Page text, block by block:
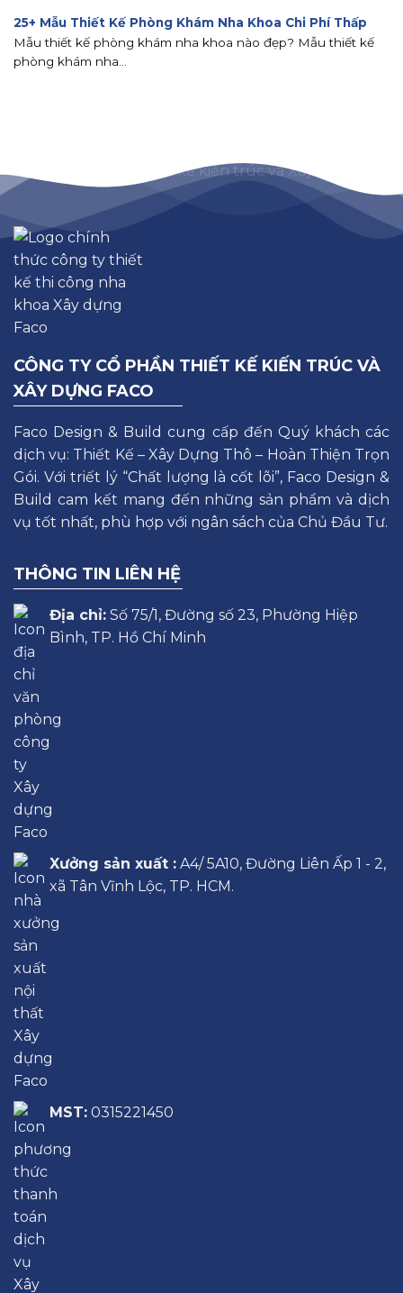
25+ Mẫu Thiết Kế Phòng Khám Nha Khoa Chi Phí Thấp
Mẫu thiết kế phòng khám nha khoa nào đẹp? Mẫu thiết kế
phòng khám nha...
CÔNG TY CỔ PHẦN THIẾT KẾ KIẾN TRÚC VÀ
XÂY DỰNG FACO
Faco Design & Build cung cấp đến Quý khách các
dịch vụ: Thiết Kế – Xây Dựng Thô – Hoàn Thiện Trọn
Gói. Với triết lý “Chất lượng là cốt lõi”, Faco Design &
Build cam kết mang đến những sản phẩm và dịch
vụ tốt nhất, phù hợp với ngân sách của Chủ Đầu Tư.
THÔNG TIN LIÊN HỆ
Địa chỉ: Số 75/1, Đường số 23, Phường Hiệp
Bình, TP. Hồ Chí Minh
Xưởng sản xuất : A4/ 5A10, Đường Liên Ấp 1 - 2,
xã Tân Vĩnh Lộc, TP. HCM.
MST: 0315221450